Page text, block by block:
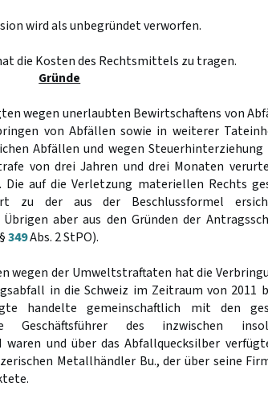
wird als unbegründet verworfen.
die Kosten des Rechtsmittels zu tragen.
Gründe
wegen unerlaubten Bewirtschaftens von
von Abfällen sowie in weiterer
Abfällen und wegen Steuerhinterziehung
von drei Jahren und drei Monaten
Die auf die Verletzung materiellen Rechts
zu der aus der Beschlussformel
aber aus den Gründen der
349Abs. 2 StPO).
wegen der Umweltstraftaten hat die
in die Schweiz im Zeitraum von 2011
handelte gemeinschaftlich mit den
des inzwischen
waren und über das Abfallquecksilber
Metallhändler Bu., der über seine